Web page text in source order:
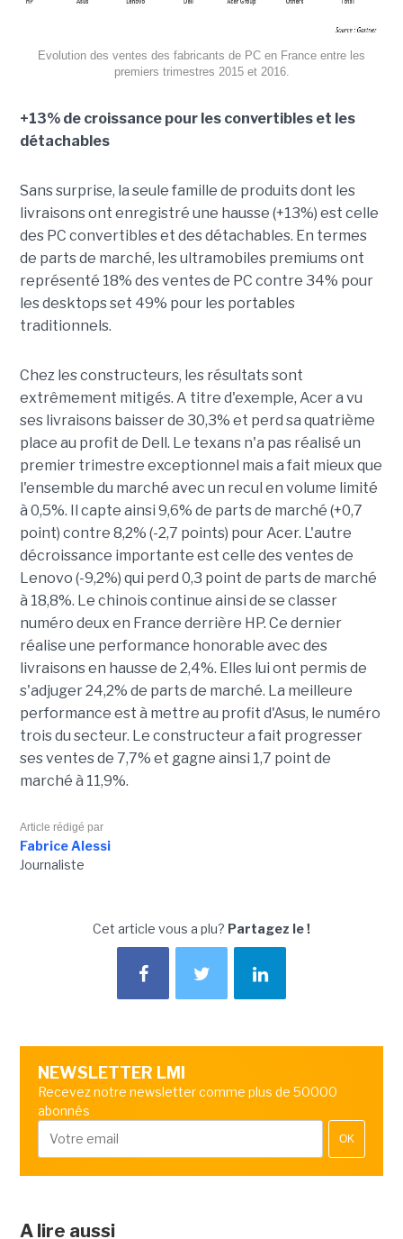
Evolution des ventes des fabricants de PC en France entre les
premiers trimestres 2015 et 2016.
+13% de croissance pour les convertibles et les
détachables
Sans surprise, la seule famille de produits dont les
livraisons ont enregistré une hausse (+13%) est celle
des PC convertibles et des détachables. En termes
de parts de marché, les ultramobiles premiums ont
représenté 18% des ventes de PC contre 34% pour
les desktops set 49% pour les portables
traditionnels.
Chez les constructeurs, les résultats sont
extrêmement mitigés. A titre d'exemple, Acer a vu
ses livraisons baisser de 30,3% et perd sa quatrième
place au profit de Dell. Le texans n'a pas réalisé un
premier trimestre exceptionnel mais a fait mieux que
l'ensemble du marché avec un recul en volume limité
à 0,5%. Il capte ainsi 9,6% de parts de marché (+0,7
point) contre 8,2% (-2,7 points) pour Acer. L'autre
décroissance importante est celle des ventes de
Lenovo (-9,2%) qui perd 0,3 point de parts de marché
à 18,8%. Le chinois continue ainsi de se classer
numéro deux en France derrière HP. Ce dernier
réalise une performance honorable avec des
livraisons en hausse de 2,4%. Elles lui ont permis de
s'adjuger 24,2% de parts de marché. La meilleure
performance est à mettre au profit d'Asus, le numéro
trois du secteur. Le constructeur a fait progresser
ses ventes de 7,7% et gagne ainsi 1,7 point de
marché à 11,9%.
Article rédigé par
Fabrice Alessi
Journaliste
Cet article vous a plu? Partagez le !
NEWSLETTER LMI
Recevez notre newsletter comme plus de 50000
abonnés
OK
A lire aussi